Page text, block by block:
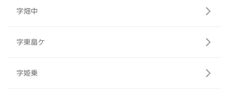
字畑中
字東畠ケ
字姫乗